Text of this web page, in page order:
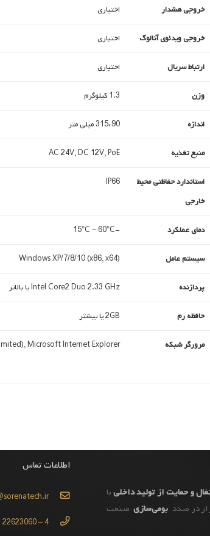
خروجی هشدار اختیاری
خروجی ویدئوی آنالوگ اختیاری
ارتباط سریال اختیاری
وزن 1.3 کیلوگرم
اندازه 90*315 میلی متر
منبع تغذیه AC 24V, DC 12V, PoE
استاندارد حفاظتی محیط
خارجی
IP66
دمای عملکرد -15°C – 60°C
سیستم عامل Windows XP/7/8/10 (x86, x64)
پردازنده Intel Core2 Duo 2.33 GHz یا بالاتر
حافظه رم 2GB یا بیشتر
مرورگر شبکه Microsoft Internet Explorer
و حمایت از تولید داخلیبا
در صدد بومی‌سازی صنعت
اطلاعات تماس
4 – 22623060 (021)